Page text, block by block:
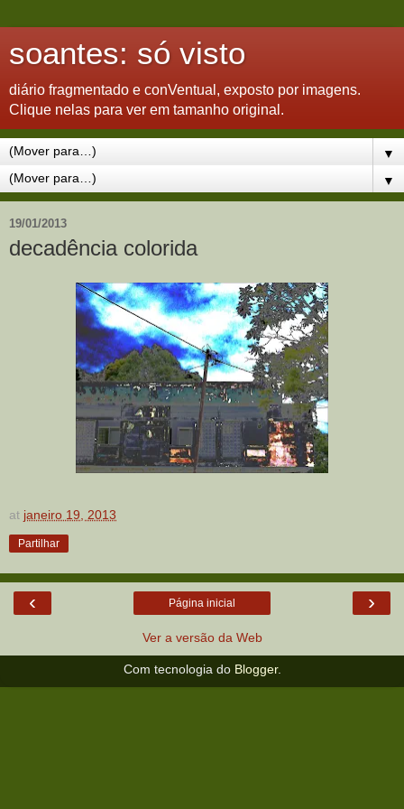
soantes: só visto
diário fragmentado e conVentual, exposto por imagens.
Clique nelas para ver em tamanho original.
▼
▼
19/01/2013
decadência colorida
at janeiro 19, 2013
Partilhar
‹ ›
Página inicial
Ver a versão da Web
Com tecnologia do Blogger.